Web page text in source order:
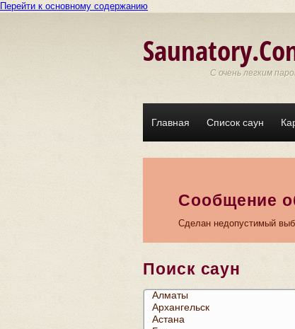
Перейти к основному содержанию
С очень легким
Главная Список саун
Сообщение
Сделан недопустимый
Поиск саун